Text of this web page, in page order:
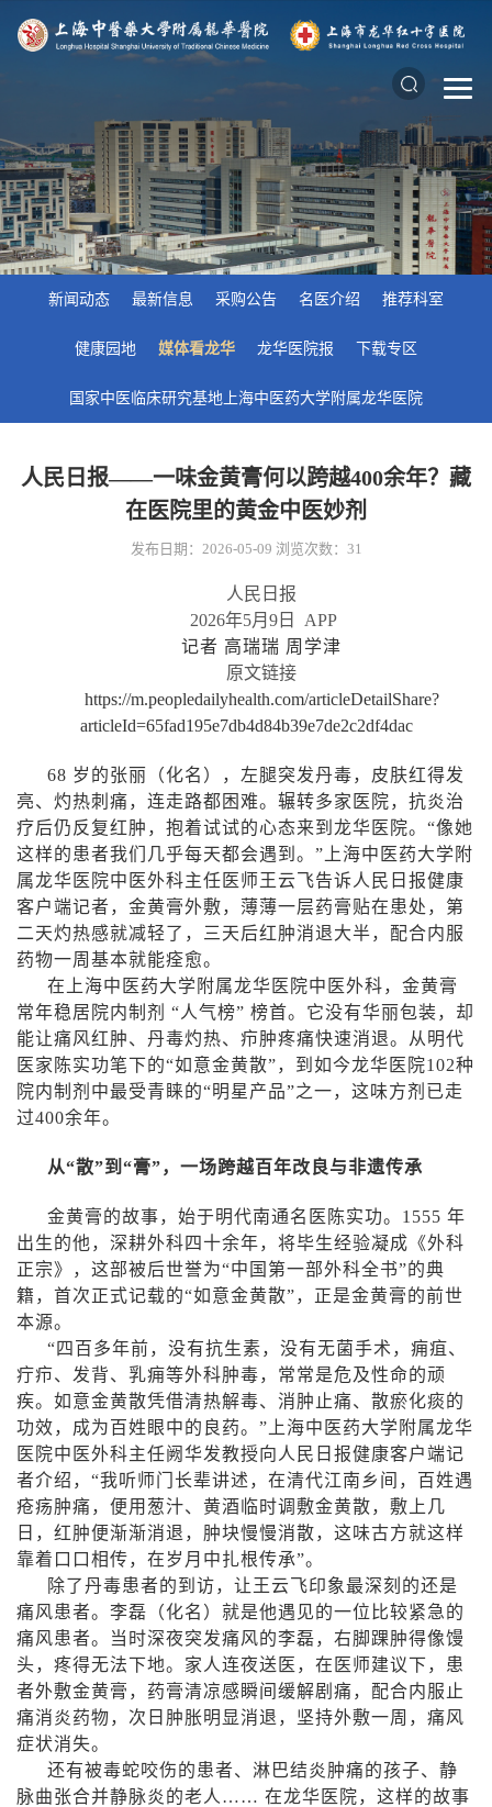
新闻动态 最新信息 采购公告 名医介绍 推荐科室
健康园地 媒体看龙华 龙华医院报 下载专区
国家中医临床研究基地上海中医药大学附属龙华医院
人民日报——一味金黄膏何以跨越400余年？藏
在医院里的黄金中医妙剂
发布日期：2026-05-09 浏览次数： 31
人民日报
2026年5月 9 日
APP
记者 高瑞瑞 周学津
原文链接
https://m.peopledailyhealth.com/articleDetailShare?
articleId=65fad195e7db4d84b39e7de2c2df4dac
68 岁的张丽（化名），左腿突发丹毒，皮肤红得发
亮、灼热刺痛，连走路都困难。辗转多家医院，抗炎治
疗后仍反复红肿，抱着试试的心态来到龙华医院。“像她
这样的患者我们几乎每天都会遇到。”上海中医药大学附
属龙华医院中医外科主任医师王云飞告诉人民日报健康
客户端记者，金黄膏外敷，薄薄一层药膏贴在患处，第
二天灼热感就减轻了，三天后红肿消退大半，配合内服
药物一周基本就能痊愈。
在上海中医药大学附属龙华医院中医外科，金黄膏
常年稳居院内制剂 “人气榜” 榜首。它没有华丽包装，却
能让痛风红肿、丹毒灼热、疖肿疼痛快速消退。从明代
医家陈实功笔下的“如意金黄散”，到如今龙华医院102种
院内制剂中最受青睐的“明星产品”之一，这味方剂已走
过400余年。
从“散”到“膏”，一场跨越百年改良与非遗传承
金黄膏的故事，始于明代南通名医陈实功。 1555 年
出生的他，深耕外科四十余年，将毕生经验凝成《外科
正宗》，这部被后世誉为“中国第一部外科全书”的典
籍，首次正式记载的“如意金黄散”，正是金黄膏的前世
本源。
“四百多年前，没有抗生素，没有无菌手术，痈疽、
疔疖、发背、乳痈等外科肿毒，常常是危及性命的顽
疾。如意金黄散凭借清热解毒、消肿止痛、散瘀化痰的
功效，成为百姓眼中的良药。”上海中医药大学附属龙华
医院中医外科主任阙华发教授向人民日报健康客户端记
者介绍，“我听师门长辈讲述，在清代江南乡间，百姓遇
疮疡肿痛，便用葱汁、黄酒临时调敷金黄散，敷上几
日，红肿便渐渐消退，肿块慢慢消散，这味古方就这样
靠着口口相传，在岁月中扎根传承”。
除了丹毒患者的到访，让王云飞印象最深刻的还是
痛风患者。李磊（化名）就是他遇见的一位比较紧急的
痛风患者。当时深夜突发痛风的李磊，右脚踝肿得像馒
头，疼得无法下地。家人连夜送医，在医师建议下，患
者外敷金黄膏，药膏清凉感瞬间缓解剧痛，配合内服止
痛消炎药物，次日肿胀明显消退，坚持外敷一周，痛风
症状消失。
还有被毒蛇咬伤的患者、淋巴结炎肿痛的孩子、静
脉曲张合并静脉炎的老人…… 在龙华医院，这样的故事